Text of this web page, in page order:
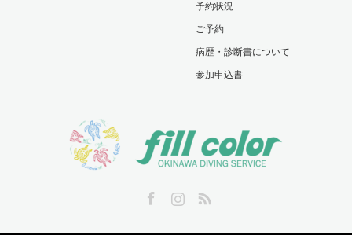
予約状況
ご予約
病歴・診断書について
参加申込書